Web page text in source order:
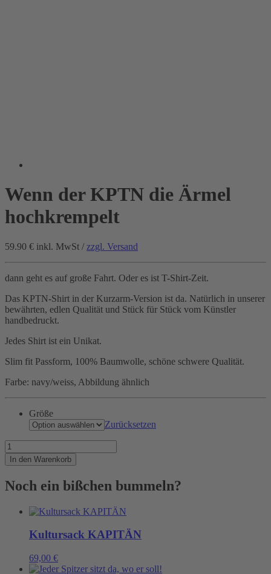
Wenn der KPTN die Ärmel
hochkrempelt
59.90 € inkl. MwSt / zzgl. Versand
dann geht es auf große Fahrt. Oder es ist T-Shirt-Zeit.
Das KPTN-Shirt in der Kurzarm-Version ist da. Natürlich in unserer
bewährten, edlen Qualität und Stück für Stück vom Künstler
handbedruckt.
Jedes Shirt ist ein Unikat.
Slim fit Passform, 100% Baumwolle, schöne schwere Qualität.
Farbe: navy/weiss, Abbildung ähnlich
Größe
Zurücksetzen
Wenn
der
KPTN
Ärmel
Menge
In den Warenkorb
Noch ein bißchen bummeln?
Kultursack KAPITÄN
69,00 €